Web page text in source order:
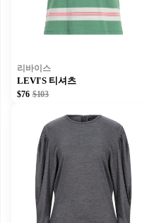
리바이스
LEVI'S 티셔츠
$76 $103